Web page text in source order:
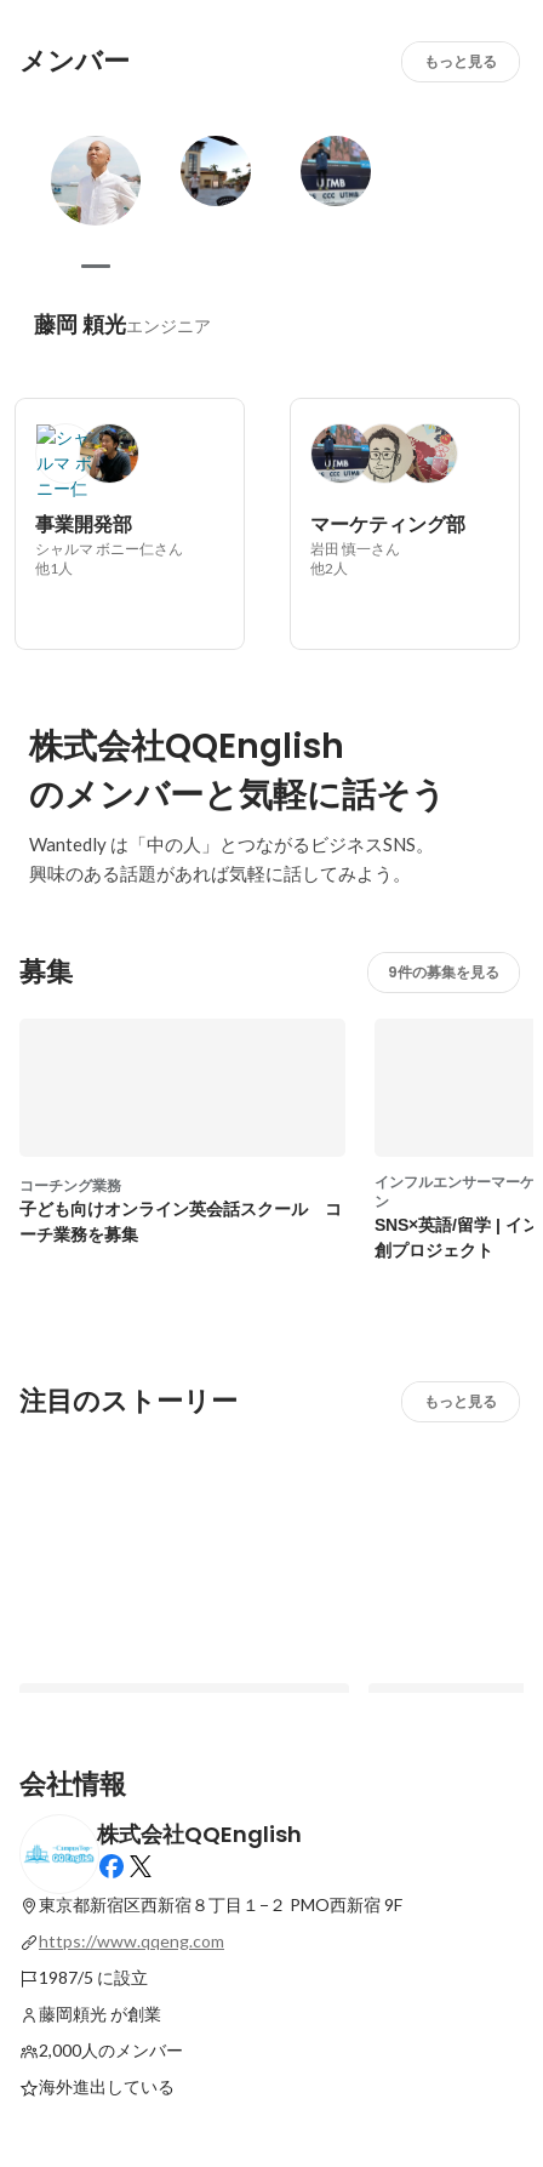
メンバー もっと見る
藤岡 頼光エンジニア
事業開発部
シャルマ ボニー仁さん
他1人
マーケティング部
岩田 慎一さん
他2人
株式会社QQEnglish
のメンバーと気軽に話そう
Wantedly は「中の人」とつながるビジネスSNS。
興味のある話題があれば気軽に話してみよう。
募集 9件の募集を見る
コーチング業務
子ども向けオンライン英会話スクール コ
ーチ業務を募集
インフルエンサーマーケ
ン
SNS×英語/留学 | イ
創プロジェクト
注目のストーリー もっと見る
【営業開発部】「子どもの英語教育の手助
けがしたい」そんな想いをもつ営業開発部
スクールプロジェクトチームのメンバーに
最新順で表示
う想いをもつSNS担
最新順で表示
会社情報
株式会社QQEnglish
東京都新宿区西新宿８丁目１−２ PMO西新宿 9F
https://www.qqeng.com
1987/5 に設立
藤岡頼光 が創業
2,000人のメンバー
海外進出している